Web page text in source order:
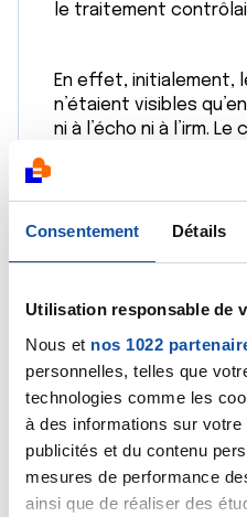
Consentement Détails
Utilisation responsable de
Nous et nos 1022
personnelles, telles que
technologies comme les
à des informations sur
publicités et du contenu
mesures de performance
ainsi que de réaliser des
le traitement
En effet, initialement,
n’étaient visibles
ni à l’écho ni à l’irm.
15. Il n’y avait pas eu
Après 11 séances de
toujours été en
depuis 6 mois.
On ne voit en
métastases au scan
avec contraste. Une
ne vois pas du coup
en sont les